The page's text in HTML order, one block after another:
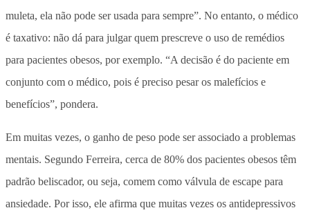
muleta, ela não pode ser usada para sempre”. No entanto, o médico
é taxativo: não dá para julgar quem prescreve o uso de remédios
para pacientes obesos, por exemplo. “A decisão é do paciente em
conjunto com o médico, pois é preciso pesar os malefícios e
benefícios”, pondera.
Em muitas vezes, o ganho de peso pode ser associado a problemas
mentais. Segundo Ferreira, cerca de 80% dos pacientes obesos têm
padrão beliscador, ou seja, comem como válvula de escape para
ansiedade. Por isso, ele afirma que muitas vezes os antidepressivos